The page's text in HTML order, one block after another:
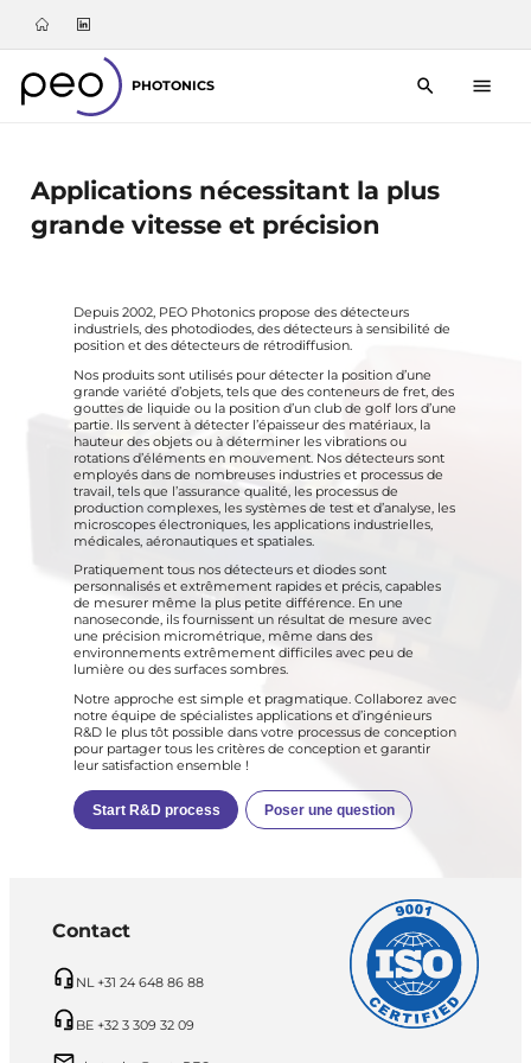
PHOTONICS
Applications nécessitant la plus
grande vitesse et précision
Depuis 2002, PEO Photonics propose des détecteurs
industriels, des photodiodes, des détecteurs à sensibilité de
position et des détecteurs de rétrodiffusion.
Nos produits sont utilisés pour détecter la position d’une
grande variété d’objets, tels que des conteneurs de fret, des
gouttes de liquide ou la position d’un club de golf lors d’une
partie. Ils servent à détecter l’épaisseur des matériaux, la
hauteur des objets ou à déterminer les vibrations ou
rotations d’éléments en mouvement. Nos détecteurs sont
employés dans de nombreuses industries et processus de
travail, tels que l’assurance qualité, les processus de
production complexes, les systèmes de test et d’analyse, les
microscopes électroniques, les applications industrielles,
médicales, aéronautiques et spatiales.
Pratiquement tous nos détecteurs et diodes sont
personnalisés et extrêmement rapides et précis, capables
de mesurer même la plus petite différence. En une
nanoseconde, ils fournissent un résultat de mesure avec
une précision micrométrique, même dans des
environnements extrêmement difficiles avec peu de
lumière ou des surfaces sombres.
Notre approche est simple et pragmatique. Collaborez avec
notre équipe de spécialistes applications et d’ingénieurs
R&D le plus tôt possible dans votre processus de conception
pour partager tous les critères de conception et garantir
leur satisfaction ensemble !
Start R&D process Poser une question
Contact
NL +31 24 648 86 88
BE +32 3 309 32 09